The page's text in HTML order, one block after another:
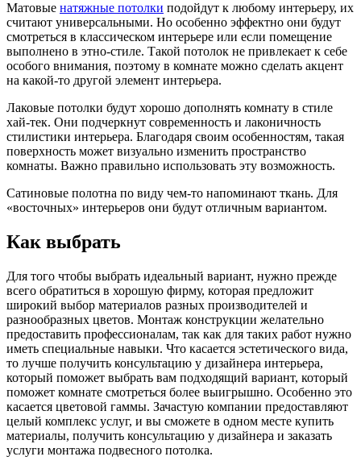
Матовые натяжные потолки подойдут к любому интерьеру, их
считают универсальными. Но особенно эффектно они будут
смотреться в классическом интерьере или если помещение
выполнено в этно-стиле. Такой потолок не привлекает к себе
особого внимания, поэтому в комнате можно сделать акцент
на какой-то другой элемент интерьера.
Лаковые потолки будут хорошо дополнять комнату в стиле
хай-тек. Они подчеркнут современность и лаконичность
стилистики интерьера. Благодаря своим особенностям, такая
поверхность может визуально изменить пространство
комнаты. Важно правильно использовать эту возможность.
Сатиновые полотна по виду чем-то напоминают ткань. Для
«восточных» интерьеров они будут отличным вариантом.
Как выбрать
Для того чтобы выбрать идеальный вариант, нужно прежде
всего обратиться в хорошую фирму, которая предложит
широкий выбор материалов разных производителей и
разнообразных цветов. Монтаж конструкции желательно
предоставить профессионалам, так как для таких работ нужно
иметь специальные навыки. Что касается эстетического вида,
то лучше получить консультацию у дизайнера интерьера,
который поможет выбрать вам подходящий вариант, который
поможет комнате смотреться более выигрышно. Особенно это
касается цветовой гаммы. Зачастую компании предоставляют
целый комплекс услуг, и вы сможете в одном месте купить
материалы, получить консультацию у дизайнера и заказать
услуги монтажа подвесного потолка.